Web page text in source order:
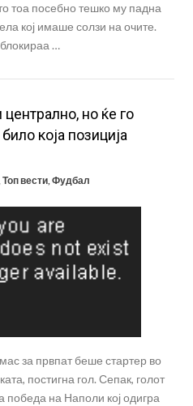
тоа посебно тешко му падна
кој имаше солзи на очите.
…
но ќе го
која позиција
Топ вести,Фудбал
за првпат беше стартер во
постигна гол. Сепак, голот
на Наполи кој одигра